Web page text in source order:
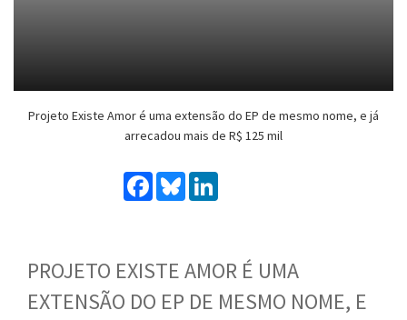
Projeto Existe Amor é uma extensão do EP de mesmo nome, e já
arrecadou mais de R$ 125 mil
Facebook
Bluesky
PROJETO EXISTE AMOR É UMA
EXTENSÃO DO EP DE MESMO NOME, E